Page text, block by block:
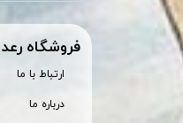
​فروشگاه رعد
ارتباط با ما
درباره ما